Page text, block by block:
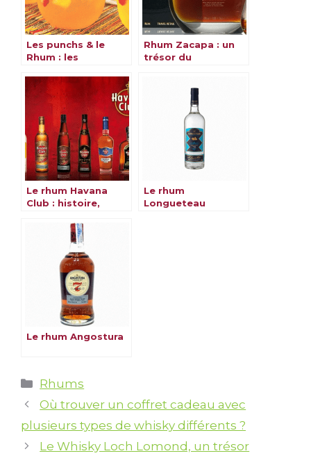
Les punchs & le
Rhum : les
Rhum Zacapa : un
trésor du
Le rhum Havana
Club : histoire,
cocktails
Le rhum
Longueteau
Le rhum Angostura
Catégories
Rhums
Où trouver un coffret cadeau avec
plusieurs types de whisky différents ?
Le Whisky Loch Lomond, un trésor